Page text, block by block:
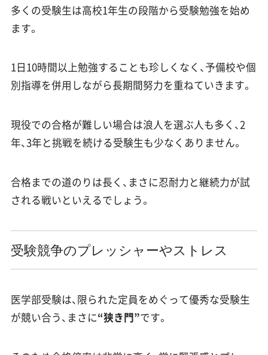
多くの受験生は高校1年生の段階から受験勉強を始め
ます。
1日10時間以上勉強することも珍しくなく、予備校や個
別指導を併用しながら長期間努力を重ねていきます。
現役での合格が難しい場合は浪人を選ぶ人も多く、2
年、3年と挑戦を続ける受験生も少なくありません。
合格までの道のりは長く、まさに忍耐力と継続力が試
される戦いといえるでしょう。
受験競争のプレッシャーやストレス
医学部受験は、限られた定員をめぐって優秀な受験生
が競い合う、まさに“狭き門”です。